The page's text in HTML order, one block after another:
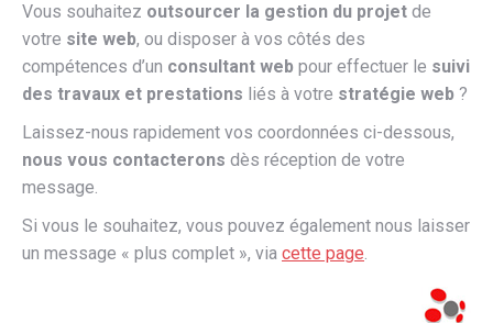
Vous souhaitez outsourcer la gestion du projet de
votre site web, ou disposer à vos côtés des
compétences d’un consultant web pour effectuer le suivi
des travaux et prestations liés à votre stratégie web ?
Laissez-nous rapidement vos coordonnées ci-dessous,
nous vous contacterons dès réception de votre
message.
Si vous le souhaitez, vous pouvez également nous laisser
un message « plus complet », via cette page.